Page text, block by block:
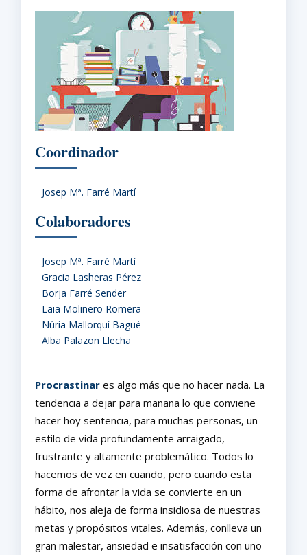
Coordinador
Josep Mª. Farré Martí
Colaboradores
Josep Mª. Farré Martí
Gracia Lasheras Pérez
Borja Farré Sender
Laia Molinero Romera
Núria Mallorquí Bagué
Alba Palazon Llecha
Procrastinar es algo más que no hacer nada. La
tendencia a dejar para mañana lo que conviene
hacer hoy sentencia, para muchas personas, un
estilo de vida profundamente arraigado,
frustrante y altamente problemático. Todos lo
hacemos de vez en cuando, pero cuando esta
forma de afrontar la vida se convierte en un
hábito, nos aleja de forma insidiosa de nuestras
metas y propósitos vitales. Además, conlleva un
gran malestar, ansiedad e insatisfacción con uno